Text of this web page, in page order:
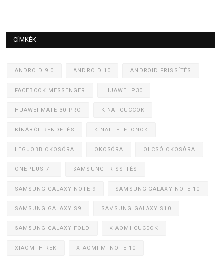
CÍMKÉK
ANDROID 9.0 ANDROID 10 ANDROID FRISSÍTÉS
FACEBOOK MESSENGER HUAWEI P30
HUAWEI MATE 30 PRO KÍNAI CUCCOK
KÍNÁBÓL RENDELÉS KÍNAI TELEFONOK
LEGJOBB OKOSÓRA OKOSÓRA OLCSÓ OKOSÓRA
ONEPLUS 7T SAMSUNG FRISSÍTÉS
SAMSUNG GALAXY NOTE 9 SAMSUNG GALAXY NOTE 10
SAMSUNG GALAXY S9 SAMSUNG GALAXY S10
SAMSUNG GALAXY FOLD XIAOMI CUCCOK
XIAOMI HÍREK XIAOMI MI NOTE 10